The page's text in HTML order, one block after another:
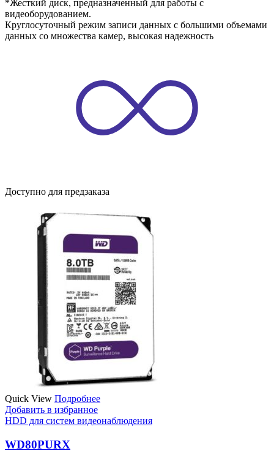
*Жесткий диск, предназначенный для работы с
видеоборудованием.
Круглосуточный режим записи данных с большими объемами
данных со множества камер, высокая надежность
Доступно для предзаказа
Quick View Подробнее
Добавить в избранное
HDD для систем видеонаблюдения
WD80PURX